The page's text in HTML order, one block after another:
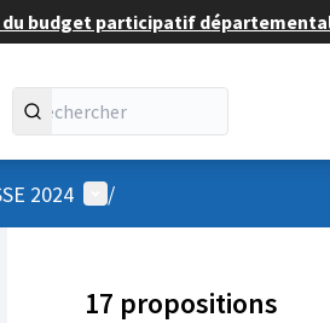
budget participatif départemental
2024 Menu utilisateur
/
17 propositions